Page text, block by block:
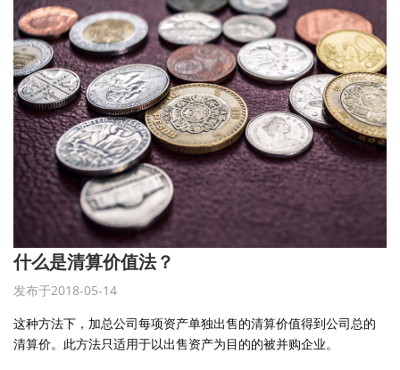
什么是清算价值法？
发布于2018-05-14
这种方法下，加总公司每项资产单独出售的清算价值得到公司总的
清算价。此方法只适用于以出售资产为目的的被并购企业。